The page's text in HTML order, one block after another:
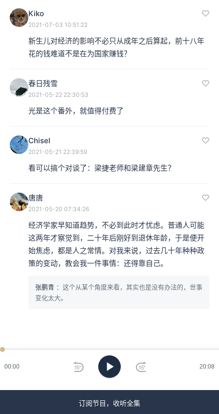
00:00 20:08
Kiko
2021-07-03 10:51:22
新生儿对经济的影响不必只从成年之后算起，前十八年
花的钱难道不是在为国家赚钱？
春日残雪
2021-05-22 22:30:53
光是这个番外，就值得付费了
Chisel
2021-05-21 22:39:59
看可以搞个对谈了：梁捷老师和梁建章先生？
唐唐
2021-05-20 07:34:26
经济学家早知道趋势，不必到此时才忧虑。普通人可能
这两年才察觉到，二十年后刚好到退休年龄，于是便开
始焦虑，都是人之常情。对我来说，过去几十年种种政
策的变动，教会我一件事情：还得靠自己。
张鹏青 ：这个从某个角度来看，其实也是没有办法的，世事
变化太大。
订阅节目，收听全集